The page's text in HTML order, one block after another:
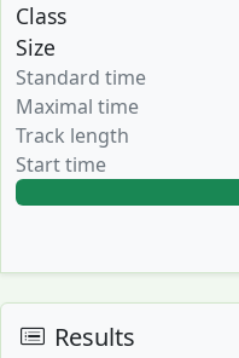
Class
Size
Standard time
Maximal time
Track length
Start time
Results